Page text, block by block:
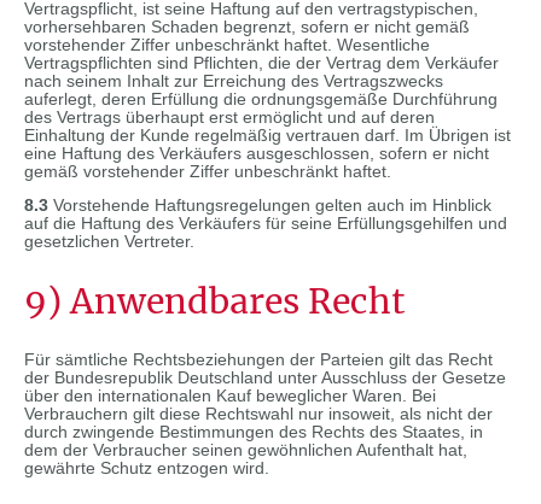
Vertragspflicht, ist seine Haftung auf den vertragstypischen,
vorhersehbaren Schaden begrenzt, sofern er nicht gemäß
vorstehender Ziffer unbeschränkt haftet. Wesentliche
Vertragspflichten sind Pflichten, die der Vertrag dem Verkäufer
nach seinem Inhalt zur Erreichung des Vertragszwecks
auferlegt, deren Erfüllung die ordnungsgemäße Durchführung
des Vertrags überhaupt erst ermöglicht und auf deren
Einhaltung der Kunde regelmäßig vertrauen darf. Im Übrigen ist
eine Haftung des Verkäufers ausgeschlossen, sofern er nicht
gemäß vorstehender Ziffer unbeschränkt haftet.
8.3 Vorstehende Haftungsregelungen gelten auch im Hinblick
auf die Haftung des Verkäufers für seine Erfüllungsgehilfen und
gesetzlichen Vertreter.
9) Anwendbares Recht
Für sämtliche Rechtsbeziehungen der Parteien gilt das Recht
der Bundesrepublik Deutschland unter Ausschluss der Gesetze
über den internationalen Kauf beweglicher Waren. Bei
Verbrauchern gilt diese Rechtswahl nur insoweit, als nicht der
durch zwingende Bestimmungen des Rechts des Staates, in
dem der Verbraucher seinen gewöhnlichen Aufenthalt hat,
gewährte Schutz entzogen wird.